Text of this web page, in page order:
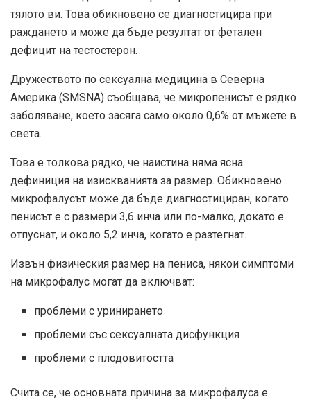
тялото ви. Това обикновено се диагностицира при
раждането и може да бъде резултат от фетален
дефицит на тестостерон.
Дружеството по сексуална медицина в Северна
Америка (SMSNA) съобщава, че микропенисът е рядко
заболяване, което засяга само около 0,6% от мъжете в
света.
Това е толкова рядко, че наистина няма ясна
дефиниция на изискванията за размер. Обикновено
микрофалусът може да бъде диагностициран, когато
пенисът е с размери 3,6 инча или по-малко, докато е
отпуснат, и около 5,2 инча, когато е разтегнат.
Извън физическия размер на пениса, някои симптоми
на микрофалус могат да включват:
проблеми с уринирането
проблеми със сексуалната дисфункция
проблеми с плодовитостта
Счита се, че основната причина за микрофалуса е